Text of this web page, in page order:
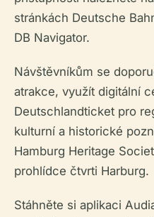
stránkách Deutsche
DB Navigator.
Návštěvníkům se
atrakce, využít digitální
Deutschlandticket pro
kulturní a historické
Hamburg Heritage
prohlídce čtvrti Harburg.
Stáhněte si aplikaci